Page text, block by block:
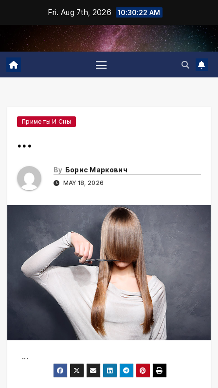
content
Fri. Aug 7th, 2026 10:30:23 AM
Приметы И Сны
...
By Борис Маркович
MAY 18, 2026
...